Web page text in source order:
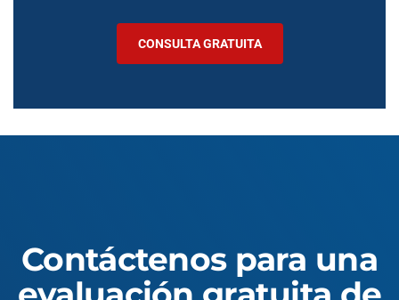
CONSULTA GRATUITA
Contáctenos para una